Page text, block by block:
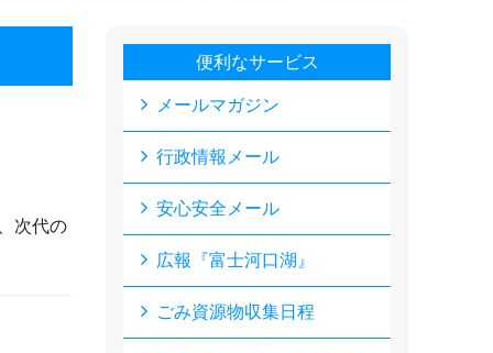
次代の
便利なサービス
メールマガジン
行政情報メール
安心安全メール
広報『富士河口湖』
ごみ資源物収集日程